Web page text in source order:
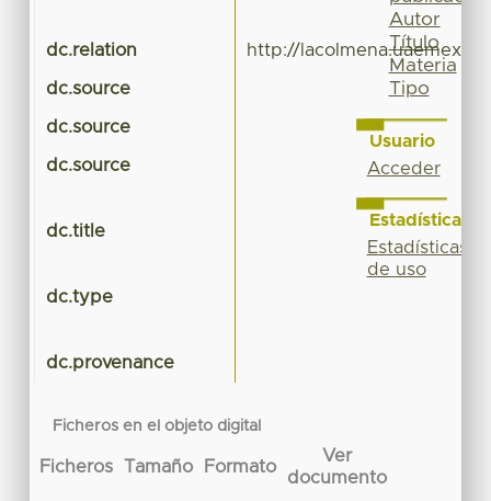
dc.relation http://
dc.source
dc.source
dc.source
dc.title
dc.type
dc.provenance
Ficheros en el objeto digital
Ficheros Tamaño Formato
Ver
documento
Autor
Título
Materia
Tipo
Usuario
Acceder
Estadísticas
Estadísticas
de uso